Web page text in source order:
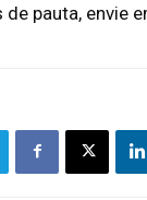
de pauta, envie